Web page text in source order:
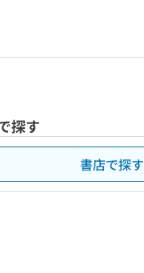
探す
書店で探す